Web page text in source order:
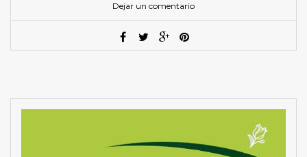
Dejar un comentario